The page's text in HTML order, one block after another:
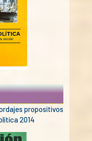
propositivos
2014